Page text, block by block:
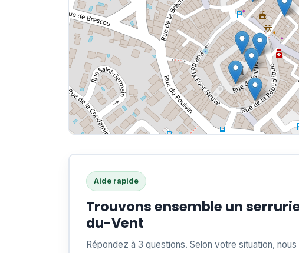
Aide rapide
Trouvons ensemble un
du-Vent
Répondez à 3 questions. Selon votre situation,